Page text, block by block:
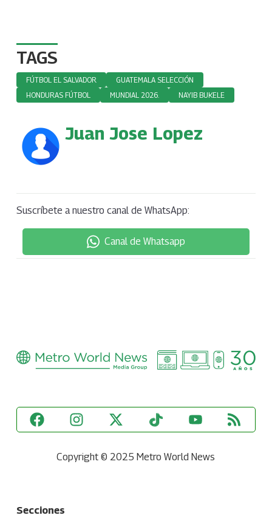
TAGS
FÚTBOL EL SALVADOR
GUATEMALA SELECCIÓN
HONDURAS FÚTBOL
MUNDIAL 2026. NAYIB BUKELE
Juan Jose Lopez
Suscríbete a nuestro canal de WhatsApp:
Canal de Whatsapp
Copyright © 2025 Metro World News
Secciones